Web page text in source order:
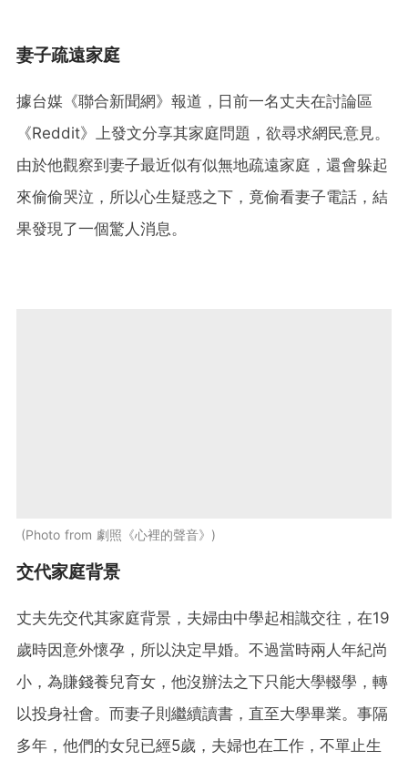
妻子疏遠家庭
據台媒《聯合新聞網》報道，日前一名丈夫在討論區
《Reddit》上發文分享其家庭問題，欲尋求網民意見。
由於他觀察到妻子最近似有似無地疏遠家庭，還會躲起
來偷偷哭泣，所以心生疑惑之下，竟偷看妻子電話，結
果發現了一個驚人消息。
Photo from 劇照《心裡的聲音》
交代家庭背景
丈夫先交代其家庭背景，夫婦由中學起相識交往，在19
歲時因意外懷孕，所以決定早婚。不過當時兩人年紀尚
小，為賺錢養兒育女，他沒辦法之下只能大學輟學，轉
以投身社會。而妻子則繼續讀書，直至大學畢業。事隔
多年，他們的女兒已經5歲，夫婦也在工作，不單止生